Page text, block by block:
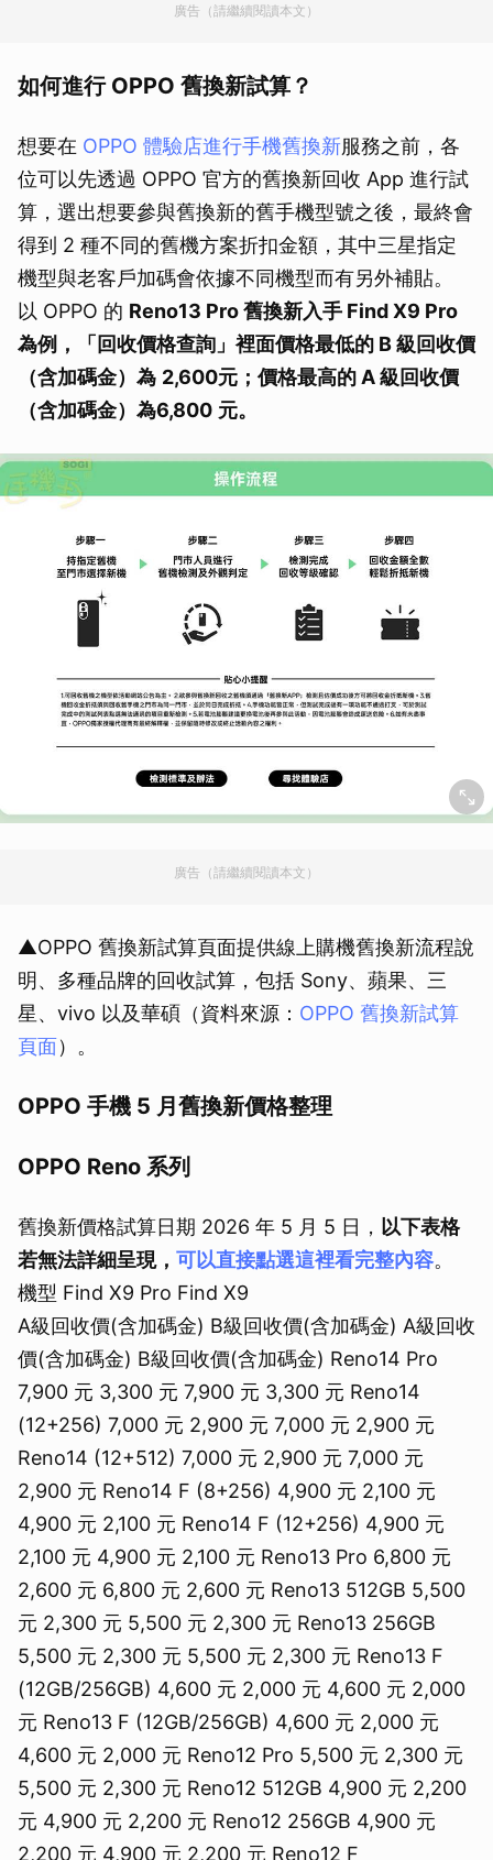
廣告（請繼續閱讀本文）
如何進行 OPPO 舊換新試算？
想要在 OPPO 體驗店進行手機舊換新服務之前，各
位可以先透過 OPPO 官方的舊換新回收 App 進行試
算，選出想要參與舊換新的舊手機型號之後，最終會
得到 2 種不同的舊機方案折扣金額，其中三星指定
機型與老客戶加碼會依據不同機型而有另外補貼。
以 OPPO 的 Reno13 Pro 舊換新入手 Find X9 Pro
為例，「回收價格查詢」裡面價格最低的 B 級回收價
（含加碼金）為 2,600元；價格最高的 A 級回收價
（含加碼金）為6,800 元。
廣告（請繼續閱讀本文）
▲OPPO 舊換新試算頁面提供線上購機舊換新流程說
明、多種品牌的回收試算，包括 Sony、蘋果、三
星、vivo 以及華碩（資料來源： OPPO 舊換新試算
頁面）。
OPPO 手機 5 月舊換新價格整理
OPPO Reno 系列
舊換新價格試算日期 2026 年 5 月 5 日， 以下表格
若無法詳細呈現， 可以直接點選這裡看完整內容。
機型 Find X9 Pro Find X9
A級回收價(含加碼金) B級回收價(含加碼金) A級回收
價(含加碼金) B級回收價(含加碼金) Reno14 Pro
7,900 元 3,300 元 7,900 元 3,300 元 Reno14
(12+256) 7,000 元 2,900 元 7,000 元 2,900 元
Reno14 (12+512) 7,000 元 2,900 元 7,000 元
2,900 元 Reno14 F (8+256) 4,900 元 2,100 元
4,900 元 2,100 元 Reno14 F (12+256) 4,900 元
2,100 元 4,900 元 2,100 元 Reno13 Pro 6,800 元
2,600 元 6,800 元 2,600 元 Reno13 512GB 5,500
元 2,300 元 5,500 元 2,300 元 Reno13 256GB
5,500 元 2,300 元 5,500 元 2,300 元 Reno13 F
(12GB/256GB) 4,600 元 2,000 元 4,600 元 2,000
元 Reno13 F (12GB/256GB) 4,600 元 2,000 元
4,600 元 2,000 元 Reno12 Pro 5,500 元 2,300 元
5,500 元 2,300 元 Reno12 512GB 4,900 元 2,200
元 4,900 元 2,200 元 Reno12 256GB 4,900 元
2,200 元 4,900 元 2,200 元 Reno12 F